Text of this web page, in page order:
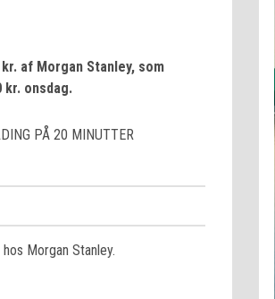
Gearing af aktier – hvad er det?
af Morgan Stanley, som
onsdag.
PÅ 20 MINUTTER
Morgan Stanley.